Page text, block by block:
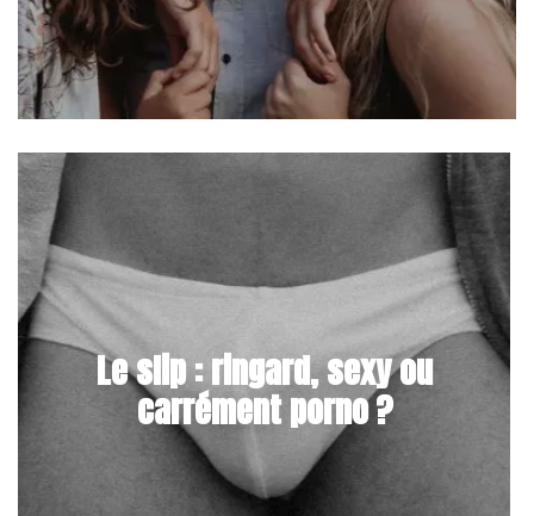
Le slip : ringard, sexy ou
carrément porno ?